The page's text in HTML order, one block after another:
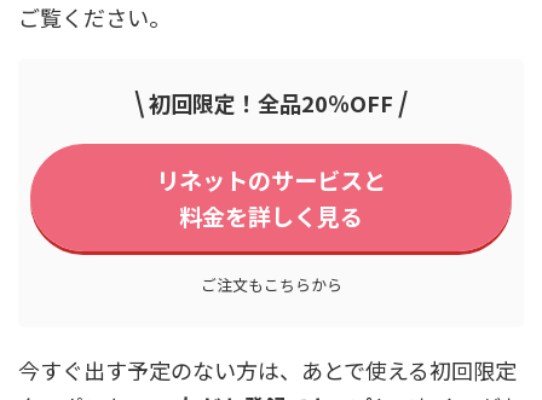
ご覧ください。
\初回限定！全品20％OFF /
リネットのサービスと
料金を詳しく見る
ご注文もこちらから
今すぐ出す予定のない方は、あとで使える初回限定